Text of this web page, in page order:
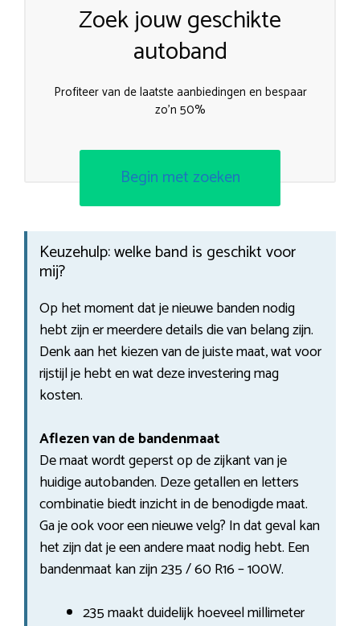
Zoek jouw geschikte
autoband
Profiteer van de laatste aanbiedingen en bespaar
zo’n 50%
Begin met zoeken
Keuzehulp: welke band is geschikt voor
mij?
Op het moment dat je nieuwe banden nodig
hebt zijn er meerdere details die van belang zijn.
Denk aan het kiezen van de juiste maat, wat voor
rijstijl je hebt en wat deze investering mag
kosten.
Aflezen van de bandenmaat
De maat wordt geperst op de zijkant van je
huidige autobanden. Deze getallen en letters
combinatie biedt inzicht in de benodigde maat.
Ga je ook voor een nieuwe velg? In dat geval kan
het zijn dat je een andere maat nodig hebt. Een
bandenmaat kan zijn 235 / 60 R16 – 100W.
235 maakt duidelijk hoeveel millimeter